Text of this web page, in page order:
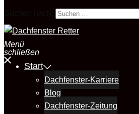
Menü
schließen
Start
Dachfenster-Karriere
Blog
Dachfenster-Zeitung